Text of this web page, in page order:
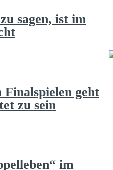
sagen, ist im
geht
zu sein
im